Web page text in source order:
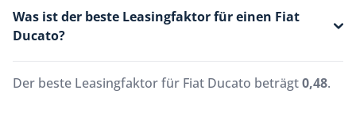
Was ist der beste Leasingfaktor für einen Fiat
Ducato?
Der beste Leasingfaktor für Fiat Ducato beträgt0,48.